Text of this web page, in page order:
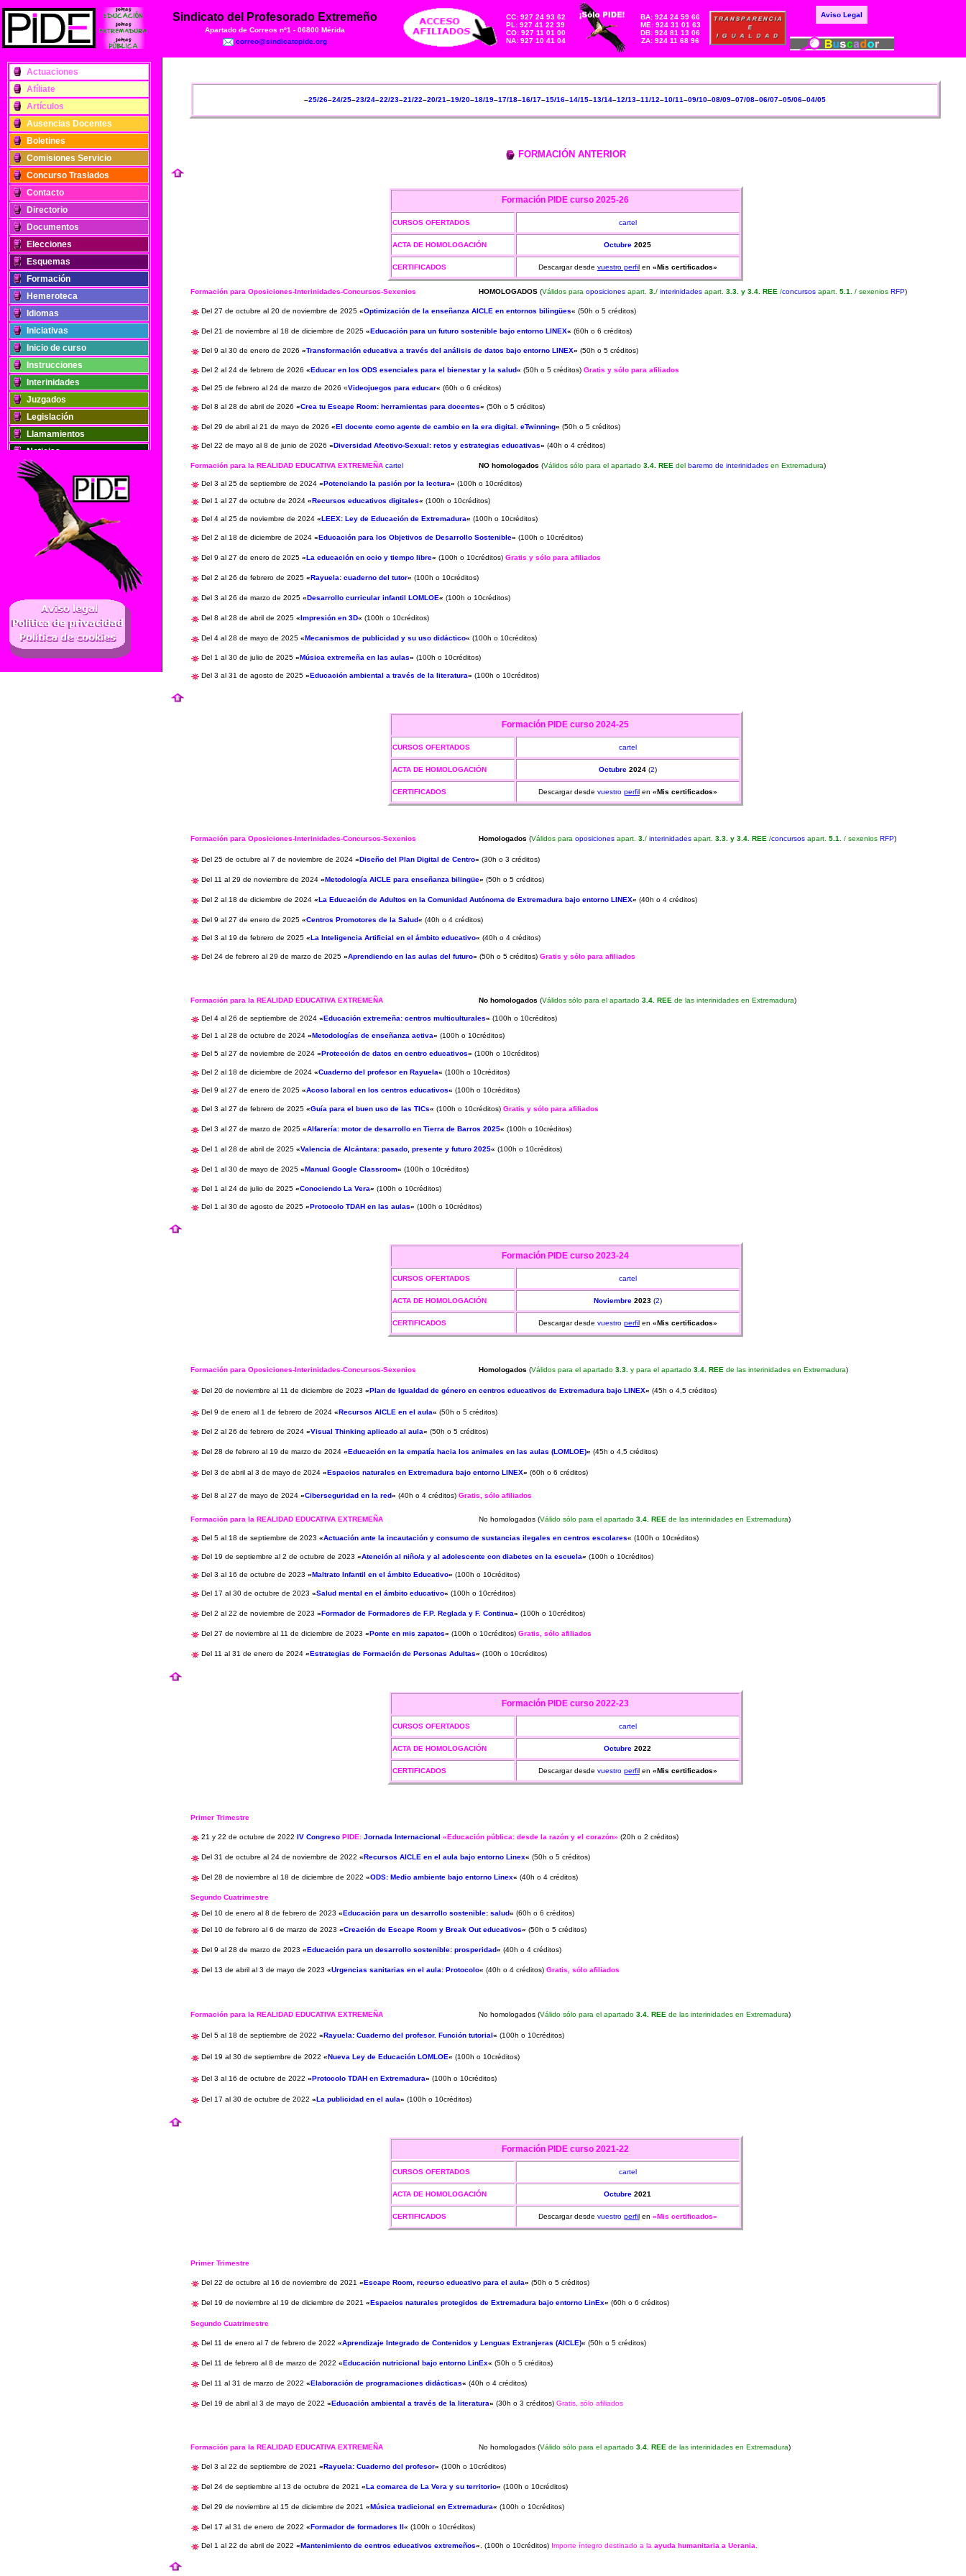
Sindicato del Profesorado Extremeño
Apartado de Correos nº1 - 06800 Mérida
correo@sindicatopide.org
CC: 927 24 93 62
PL: 927 41 22 39
CO: 927 11 01 00
NA: 927 10 41 04
BA: 924 24 59 66
ME: 924 31 01 63
DB: 924 81 13 06
ZA: 924 11 68 96
Aviso Legal
Actuaciones
Afíliate
Artículos
Ausencias Docentes
Boletines
Comisiones Servicio
Concurso Traslados
Contacto
Directorio
Documentos
Elecciones
Esquemas
Formación
Hemeroteca
Idiomas
Iniciativas
Inicio de curso
Instrucciones
Interinidades
Juzgados
Legislación
Llamamientos
Noticias
Oposiciones
Plantillas
Publicaciones
Registros
Retribuciones
Solidaridad
–25/26–24/25–23/24–22/23–21/22–20/21–19/20–18/19–17/18–16/17–15/16–14/15–13/14–12/13–11/12–10/11–09/10–08/09–07/08–06/07–05/06–04/05
FORMACIÓN ANTERIOR
Formación PIDE curso 2025-26
CURSOS OFERTADOS cartel
ACTA DE HOMOLOGACIÓN Octubre 2025
CERTIFICADOS Descargar desde vuestro perfilen «Mis certificados»
Formación para Oposiciones-Interinidades-Concursos-Sexenios HOMOLOGADOS (Válidos paraoposiciones apart.3./interinidades apart. 3.3. y 3.4. REE /concursos apart.5.1. / sexeniosRFP)
Del 27 de octubre al 20 de noviembre de 2025«Optimización de la enseñanza AICLE en entornos bilingües« (50h o 5 créditos)
Del 21 de noviembre al 18 de diciembre de 2025«Educación para un futuro sostenible bajo entorno LINEX« (60h o 6 créditos)
Del 9 al 30 de enero de 2026«Transformación educativa a través del análisis de datos bajo entorno LINEX« (50h o 5 créditos)
Del 2 al 24 de febrero de 2026«Educar en los ODS esenciales para el bienestar y la salud« (50h o 5 créditos)Gratis y sólo para afiliados
Del 25 de febrero al 24 de marzo de 2026 «Videojuegos para educar« (60h o 6 créditos)
Del 8 al 28 de abril de 2026«Crea tu Escape Room: herramientas para docentes« (50h o 5 créditos)
Del 29 de abril al 21 de mayo de 2026«El docente como agente de cambio en la era digital. eTwinning« (50h o 5 créditos)
Del 22 de mayo al 8 de junio de 2026«Diversidad Afectivo-Sexual: retos y estrategias educativas« (40h o 4 créditos)
Formación para la REALIDAD EDUCATIVA EXTREMEÑAcartel NO homologados (Válidos sólo para el apartado3.4. REE delbaremo de interinidades en Extremadura)
Del 3 al 25 de septiembre de 2024 «Potenciando la pasión por la lectura« (100h o 10créditos)
Del 1 al 27 de octubre de 2024«Recursos educativos digitales« (100h o 10créditos)
Del 4 al 25 de noviembre de 2024«LEEX: Ley de Educación de Extremadura« (100h o 10créditos)
Del 2 al 18 de diciembre de 2024 «Educación para los Objetivos de Desarrollo Sostenible« (100h o 10créditos)
Del 9 al 27 de enero de 2025 «La educación en ocio y tiempo libre« (100h o 10créditos)Gratis y sólo para afiliados
Del 2 al 26 de febrero de 2025 «Rayuela: cuaderno del tutor« (100h o 10créditos)
Del 3 al 26 de marzo de 2025«Desarrollo curricular infantil LOMLOE« (100h o 10créditos)
Del 8 al 28 de abril de 2025«Impresión en 3D« (100h o 10créditos)
Del 4 al 28 de mayo de 2025«Mecanismos de publicidad y su uso didáctico« (100h o 10créditos)
Del 1 al 30 de julio de 2025«Música extremeña en las aulas« (100h o 10créditos)
Del 3 al 31 de agosto de 2025«Educación ambiental a través de la literatura« (100h o 10créditos)
Formación PIDE curso 2024-25
CURSOS OFERTADOS cartel
ACTA DE HOMOLOGACIÓN Octubre2024 (2)
CERTIFICADOS Descargar desde vuestro perfilen «Mis certificados»
Formación para Oposiciones-Interinidades-Concursos-Sexenios Homologados (Válidos paraoposiciones apart.3./interinidades apart. 3.3. y 3.4. REE /concursos apart.5.1. / sexeniosRFP)
Del 25 de octubre al 7 de noviembre de 2024«Diseño del Plan Digital de Centro« (30h o 3 créditos)
Del 11 al 29 de noviembre de 2024«Metodología AICLE para enseñanza bilingüe« (50h o 5 créditos)
Del 2 al 18 de diciembre de 2024«La Educación de Adultos en la Comunidad Autónoma de Extremadura bajo entorno LINEX« (40h o 4 créditos)
Del 9 al 27 de enero de 2025«Centros Promotores de la Salud« (40h o 4 créditos)
Del 3 al 19 de febrero de 2025«La Inteligencia Artificial en el ámbito educativo« (40h o 4 créditos)
Del 24 de febrero al 29 de marzo de 2025«Aprendiendo en las aulas del futuro« (50h o 5 créditos) Gratis y sólo para afiliados
Formación para la REALIDAD EDUCATIVA EXTREMEÑA No homologados (Válidos sólo para el apartado3.4. REE de las interinidades en Extremadura)
Del 4 al 26 de septiembre de 2024 «Educación extremeña: centros multiculturales« (100h o 10créditos)
Del 1 al 28 de octubre de 2024«Metodologías de enseñanza activa« (100h o 10créditos)
Del 5 al 27 de noviembre de 2024«Protección de datos en centro educativos« (100h o 10créditos)
Del 2 al 18 de diciembre de 2024 «Cuaderno del profesor en Rayuela« (100h o 10créditos)
Del 9 al 27 de enero de 2025 «Acoso laboral en los centros educativos« (100h o 10créditos)
Del 3 al 27 de febrero de 2025 «Guía para el buen uso de las TICs« (100h o 10créditos) Gratis y sólo para afiliados
Del 3 al 27 de marzo de 2025«Alfarería: motor de desarrollo en Tierra de Barros 2025« (100h o 10créditos)
Del 1 al 28 de abril de 2025«Valencia de Alcántara: pasado, presente y futuro 2025« (100h o 10créditos)
Del 1 al 30 de mayo de 2025«Manual Google Classroom« (100h o 10créditos)
Del 1 al 24 de julio de 2025«Conociendo La Vera« (100h o 10créditos)
Del 1 al 30 de agosto de 2025«Protocolo TDAH en las aulas« (100h o 10créditos)
Formación PIDE curso 2023-24
CURSOS OFERTADOS cartel
ACTA DE HOMOLOGACIÓN Noviembre2023 (2)
CERTIFICADOS Descargar desde vuestro perfilen «Mis certificados»
Formación para Oposiciones-Interinidades-Concursos-Sexenios Homologados (Válidos para el apartado3.3. y para el apartado3.4. REE de las interinidades en Extremadura)
Del 20 de noviembre al 11 de diciembre de 2023«Plan de Igualdad de género en centros educativos de Extremadura bajo LINEX« (45h o 4,5 créditos)
Del 9 de enero al 1 de febrero de 2024«Recursos AICLE en el aula« (50h o 5 créditos)
Del 2 al 26 de febrero de 2024«Visual Thinking aplicado al aula« (50h o 5 créditos)
Del 28 de febrero al 19 de marzo de 2024«Educación en la empatía hacia los animales en las aulas (LOMLOE)« (45h o 4,5 créditos)
Del 3 de abril al 3 de mayo de 2024«Espacios naturales en Extremadura bajo entorno LINEX« (60h o 6 créditos)
Del 8 al 27 de mayo de 2024«Ciberseguridad en la red« (40h o 4 créditos)Gratis, sólo afiliados
Formación para la REALIDAD EDUCATIVA EXTREMEÑA No homologados (Válido sólo para el apartado3.4. REE de las interinidades en Extremadura)
Del 5 al 18 de septiembre de 2023 «Actuación ante la incautación y consumo de sustancias ilegales en centros escolares« (100h o 10créditos)
Del 19 de septiembre al 2 de octubre de 2023 «Atención al niño/a y al adolescente con diabetes en la escuela« (100h o 10créditos)
Del 3 al 16 de octubre de 2023 «Maltrato Infantil en el ámbito Educativo« (100h o 10créditos)
Del 17 al 30 de octubre de 2023 «Salud mental en el ámbito educativo« (100h o 10créditos)
Del 2 al 22 de noviembre de 2023«Formador de Formadores de F.P. Reglada y F. Continua« (100h o 10créditos)
Del 27 de noviembre al 11 de diciembre de 2023«Ponte en mis zapatos« (100h o 10créditos)Gratis, sólo afiliados
Del 11 al 31 de enero de 2024«Estrategias de Formación de Personas Adultas« (100h o 10créditos)
Formación PIDE curso 2022-23
CURSOS OFERTADOS cartel
ACTA DE HOMOLOGACIÓN Octubre 2022
CERTIFICADOS Descargar desde vuestro perfilen «Mis certificados»
Primer Trimestre
21 y 22 de octubre de 2022IV Congreso PIDE:Jornada Internacional «Educación pública: desde la razón y el corazón» (20h o 2 créditos)
Del 31 de octubre al 24 de noviembre de 2022«Recursos AICLE en el aula bajo entorno Linex« (50h o 5 créditos)
Del 28 de noviembre al 18 de diciembre de 2022«ODS: Medio ambiente bajo entorno Linex« (40h o 4 créditos)
Segundo Cuatrimestre
Del 10 de enero al 8 de febrero de 2023«Educación para un desarrollo sostenible: salud« (60h o 6 créditos)
Del 10 de febrero al 6 de marzo de 2023«Creación de Escape Room y Break Out educativos« (50h o 5 créditos)
Del 9 al 28 de marzo de 2023«Educación para un desarrollo sostenible:prosperidad« (40h o 4 créditos)
Del 13 de abril al 3 de mayo de 2023«Urgencias sanitarias en el aula: Protocolo« (40h o 4 créditos)Gratis, sólo afiliados
Formación para la REALIDAD EDUCATIVA EXTREMEÑA No homologados (Válido sólo para el apartado3.4. REE de las interinidades en Extremadura)
Del 5 al 18 de septiembre de 2022 «Rayuela: Cuaderno del profesor. Función tutorial« (100h o 10créditos)
Del 19 al 30 de septiembre de 2022«Nueva Ley de Educación LOMLOE« (100h o 10créditos)
Del 3 al 16 de octubre de 2022«Protocolo TDAH en Extremadura« (100h o 10créditos)
Del 17 al 30 de octubre de 2022«La publicidad en el aula« (100h o 10créditos)
Formación PIDE curso 2021-22
CURSOS OFERTADOS cartel
ACTA DE HOMOLOGACIÓN Octubre 2021
CERTIFICADOS Descargar desde vuestro perfilen «Mis certificados»
Primer Trimestre
Del 22 de octubre al 16 de noviembre de 2021«Escape Room, recurso educativo para el aula« (50h o 5 créditos)
Del 19 de noviembre al 19 de diciembre de 2021«Espacios naturales protegidos de Extremadura bajo entorno LinEx« (60h o 6 créditos)
Segundo Cuatrimestre
Del 11 de enero al 7 de febrero de 2022«Aprendizaje Integrado de Contenidos y Lenguas Extranjeras (AICLE)« (50h o 5 créditos)
Del 11 de febrero al 8 de marzo de 2022«Educación nutricional bajo entorno LinEx« (50h o 5 créditos)
Del 11 al 31 de marzo de 2022«Elaboración de programaciones didácticas« (40h o 4 créditos)
Del 19 de abril al 3 de mayo de 2022«Educación ambiental a través de la literatura« (30h o 3 créditos)Gratis, sólo afiliados
Formación para la REALIDAD EDUCATIVA EXTREMEÑA No homologados (Válido sólo para el apartado3.4. REE de las interinidades en Extremadura)
Del 3 al 22 de septiembre de 2021 «Rayuela: Cuaderno del profesor« (100h o 10créditos)
Del 24 de septiembre al 13 de octubre de 2021«La comarca de La Vera y su territorio« (100h o 10créditos)
Del 29 de noviembre al 15 de diciembre de 2021«Música tradicional en Extremadura« (100h o 10créditos)
Del 17 al 31 de enero de 2022«Formador de formadores II« (100h o 10créditos)
Del 1 al 22 de abril de 2022«Mantenimiento de centros educativos extremeños« . (100h o 10créditos) Importe íntegro destinado a laayuda humanitaria a Ucrania